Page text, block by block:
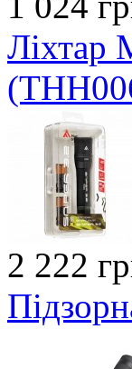
Ліхтар
2 222